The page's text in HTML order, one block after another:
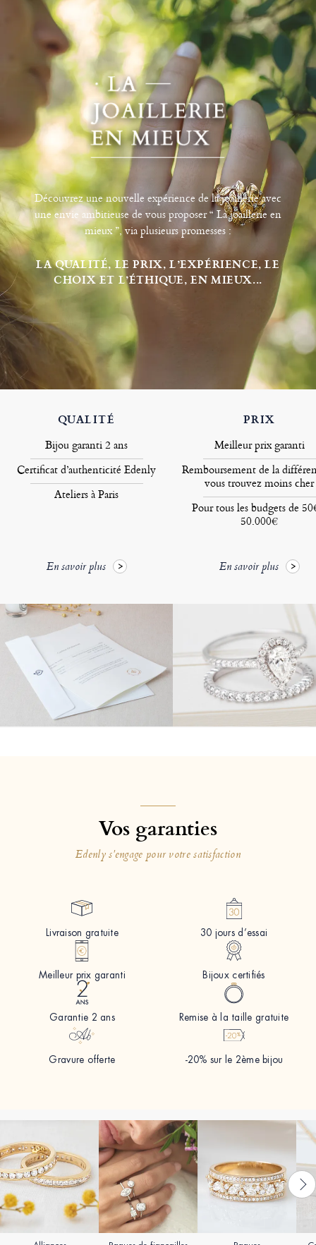
Découvrez une nouvelle expérience de la joaillerie avec
une envie ambitieuse de vous proposer “ La joaillerie en
mieux ”, via plusieurs promesses :
LA QUALITÉ, LE PRIX, L’EXPÉRIENCE, LE
CHOIX ET L’ÉTHIQUE, EN MIEUX...
QUALITÉ
Bijou garanti 2 ans
Certificat d’authenticité Edenly
Ateliers à Paris
En savoir plus
PRIX
Meilleur prix garanti
Remboursement de la
vous trouvez moins cher
Pour tous les budgets de
50.000€
En savoir plus
Vos garanties
Edenly s'engage pour votre satisfaction
Livraison gratuite 30 jours d’essai
Meilleur prix garanti Bijoux certifiés
Garantie 2 ans Remise à la taille gratuite
Gravure offerte -20% sur le 2ème bijou